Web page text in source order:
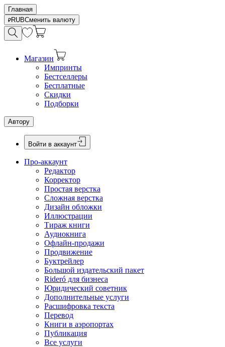
Главная
RUBСменить валюту
Магазин
Импринты
Бестселлеры
Бесплатные
Скидки
Подборки
Автору
Войти в аккаунт
Про-аккаунт
Редактор
Корректор
Простая верстка
Сложная верстка
Дизайн обложки
Иллюстрации
Тираж книги
Аудиокнига
Офлайн-продажи
Продвижение
Буктрейлер
Большой издательский пакет
Rideró для бизнеса
Юридический советник
Дополнительные услуги
Расшифровка текста
Перевод
Книги в аэропортах
Публикация
Все услуги